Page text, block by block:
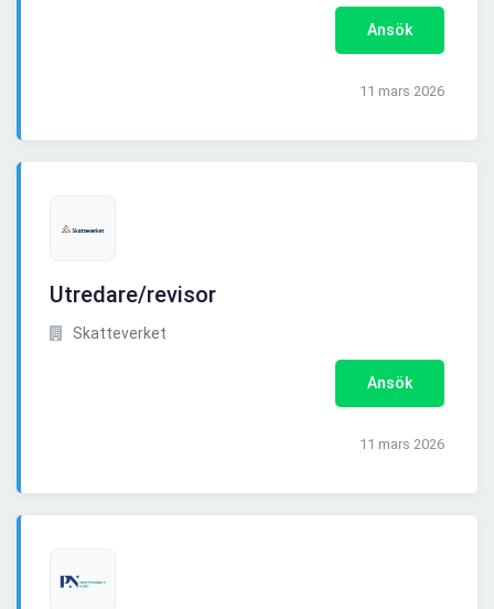
Ansök
11 mars 2026
Utredare/revisor
Skatteverket
Ansök
11 mars 2026